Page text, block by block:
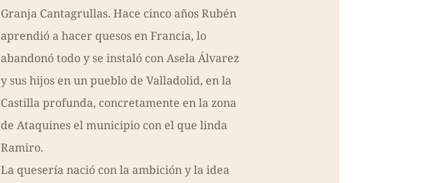
Granja Cantagrullas. Hace cinco años Rubén
aprendió a hacer quesos en Francia, lo
abandonó todo y se instaló con Asela Álvarez
y sus hijos en un pueblo de Valladolid, en la
Castilla profunda, concretamente en la zona
de Ataquines el municipio con el que linda
Ramiro.
La quesería nació con la ambición y la idea